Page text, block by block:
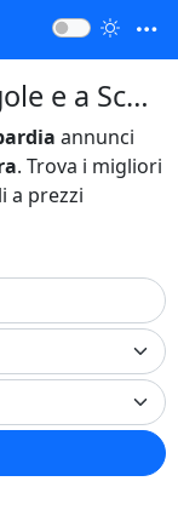
Annunci Gratuiti: Ville Singole e a Schiera Lombardia Italia
annunci
. Trova i migliori
a prezzi